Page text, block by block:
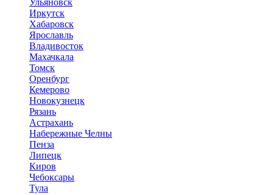
Иркутск
Хабаровск
Ярославль
Владивосток
Махачкала
Томск
Оренбург
Кемерово
Новокузнецк
Рязань
Астрахань
Набережные Челны
Пенза
Липецк
Киров
Чебоксары
Тула